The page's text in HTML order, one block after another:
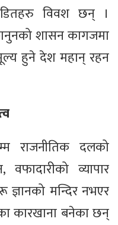
विवश छन् ।
शासन कागजमा
हुने देश महान् रहन
राजनीतिक दलको
व्यापार
मन्दिर नभएर
कारखाना बनेका छन्